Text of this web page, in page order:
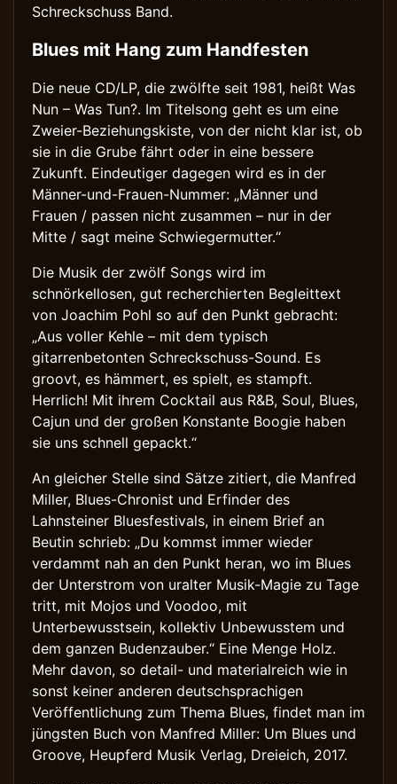
Schreckschuss Band.
Blues mit Hang zum Handfesten
Die neue CD/LP, die zwölfte seit 1981, heißt Was
Nun – Was Tun?. Im Titelsong geht es um eine
Zweier-Beziehungskiste, von der nicht klar ist, ob
sie in die Grube fährt oder in eine bessere
Zukunft. Eindeutiger dagegen wird es in der
Männer-und-Frauen-Nummer: „Männer und
Frauen / passen nicht zusammen – nur in der
Mitte / sagt meine Schwiegermutter.“
Die Musik der zwölf Songs wird im
schnörkellosen, gut recherchierten Begleittext
von Joachim Pohl so auf den Punkt gebracht:
„Aus voller Kehle – mit dem typisch
gitarrenbetonten Schreckschuss-Sound. Es
groovt, es hämmert, es spielt, es stampft.
Herrlich! Mit ihrem Cocktail aus R&B, Soul, Blues,
Cajun und der großen Konstante Boogie haben
sie uns schnell gepackt.“
An gleicher Stelle sind Sätze zitiert, die Manfred
Miller, Blues-Chronist und Erfinder des
Lahnsteiner Bluesfestivals, in einem Brief an
Beutin schrieb: „Du kommst immer wieder
verdammt nah an den Punkt heran, wo im Blues
der Unterstrom von uralter Musik-Magie zu Tage
tritt, mit Mojos und Voodoo, mit
Unterbewusstsein, kollektiv Unbewusstem und
dem ganzen Budenzauber.“ Eine Menge Holz.
Mehr davon, so detail- und materialreich wie in
sonst keiner anderen deutschsprachigen
Veröffentlichung zum Thema Blues, findet man im
jüngsten Buch von Manfred Miller: Um Blues und
Groove, Heupferd Musik Verlag, Dreieich, 2017.